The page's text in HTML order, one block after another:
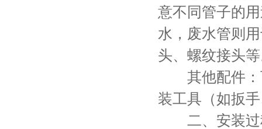
意不同管子的
水，废水管则
头、螺纹接头
其他配件：
装工具（如扳
二、安装过